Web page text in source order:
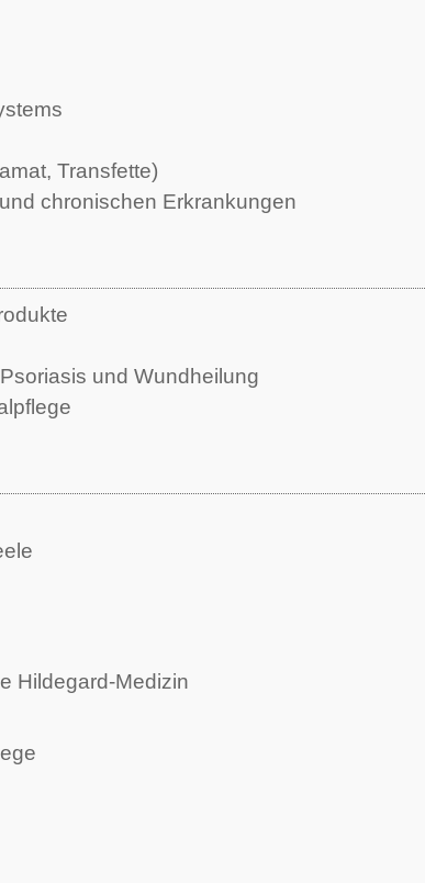
Transfette)
chronischen Erkrankungen
und Wundheilung
Hildegard-Medizin